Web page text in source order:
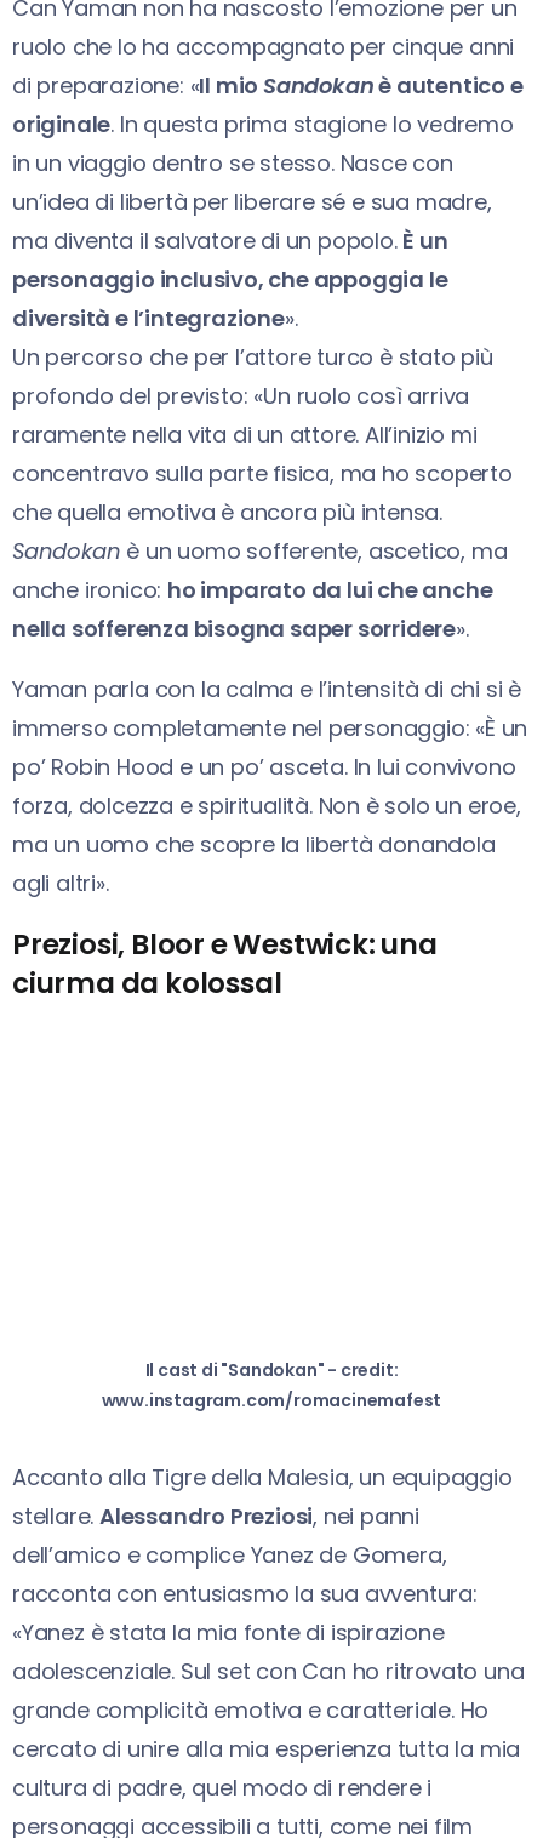
Can Yaman non ha nascosto l’emozione per un
ruolo che lo ha accompagnato per cinque anni
di preparazione: «Il mioSandokanè autentico e
originale. In questa prima stagione lo vedremo
in un viaggio dentro se stesso. Nasce con
un’idea di libertà per liberare sé e sua madre,
ma diventa il salvatore di un popolo. È un
personaggio inclusivo, che appoggia le
diversità e l’integrazione».
Un percorso che per l’attore turco è stato più
profondo del previsto: «Un ruolo così arriva
raramente nella vita di un attore. All’inizio mi
concentravo sulla parte fisica, ma ho scoperto
che quella emotiva è ancora più intensa.
Sandokan è un uomo sofferente, ascetico, ma
anche ironico: ho imparato da lui che anche
nella sofferenza bisogna saper sorridere».
Yaman parla con la calma e l’intensità di chi si è
immerso completamente nel personaggio: «È un
po’ Robin Hood e un po’ asceta. In lui convivono
forza, dolcezza e spiritualità. Non è solo un eroe,
ma un uomo che scopre la libertà donandola
agli altri».
Preziosi, Bloor e Westwick: una
ciurma da kolossal
Il cast di "Sandokan" - credit:
www.instagram.com/romacinemafest
Accanto alla Tigre della Malesia, un equipaggio
stellare.Alessandro Preziosi, nei panni
dell’amico e complice Yanez de Gomera,
racconta con entusiasmo la sua avventura:
«Yanez è stata la mia fonte di ispirazione
adolescenziale. Sul set con Can ho ritrovato una
grande complicità emotiva e caratteriale. Ho
cercato di unire alla mia esperienza tutta la mia
cultura di padre, quel modo di rendere i
personaggi accessibili a tutti, come nei film